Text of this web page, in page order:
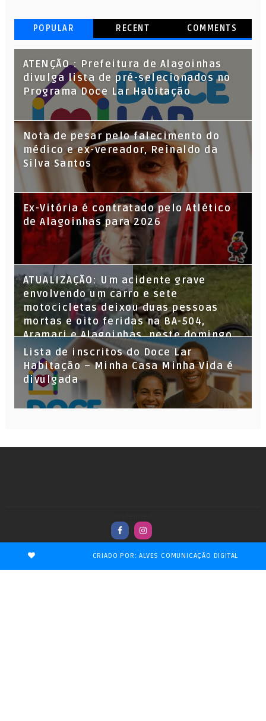
POPULAR RECENT COMMENTS
ATENÇÃO : Prefeitura de Alagoinhas
divulga lista de pré-selecionados no
Programa Doce Lar Habitação
Nota de pesar pelo falecimento do
médico e ex-vereador, Reinaldo da
Silva Santos
Ex-Vitória é contratado pelo Atlético
de Alagoinhas para 2026
ATUALIZAÇÃO: Um acidente grave
envolvendo um carro e sete
motocicletas deixou duas pessoas
mortas e oito feridas na BA-504,
Aramari e Alagoinhas, neste domingo
(7).
Lista de inscritos do Doce Lar
Habitação – Minha Casa Minha Vida é
divulgada
CRIADO POR: ALVES COMUNICAÇÃO DIGITAL